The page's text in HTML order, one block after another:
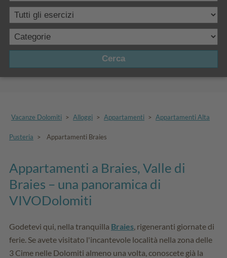
Cerca
Vacanze Dolomiti > Alloggi > Appartamenti > Appartamenti Alta
Pusteria > Appartamenti Braies
Appartamenti a Braies, Valle di
Braies – una panoramica di
VIVODolomiti
Godetevi qui, nella tranquilla Braies , rigeneranti giornate di
ferie. Se avete visitato l'incantevole località nella zona delle
3 Cime nelle Dolomiti almeno una volta, conoscete già la